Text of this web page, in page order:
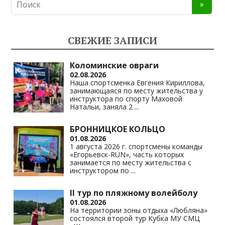
o
as
s
ni
ki
gr
a
m
s
A
p
p
y
Li
n
k
СВЕЖИЕ ЗАПИСИ
Коломинские овраги
02.08.2026
Наша спортсменка Евгения Кириллова,
занимающаяся по месту жительства у
инструктора по спорту Маховой
Натальи, заняла 2 ...
БРОННИЦКОЕ КОЛЬЦО
01.08.2026
1 августа 2026 г. спортсмены команды
«Егорьевск-RUN», часть которых
занимается по месту жительства с
инструктором по ...
II тур по пляжному волейболу
01.08.2026
На территории зоны отдыха «Любляна»
состоялся второй тур Кубка МУ СМЦ